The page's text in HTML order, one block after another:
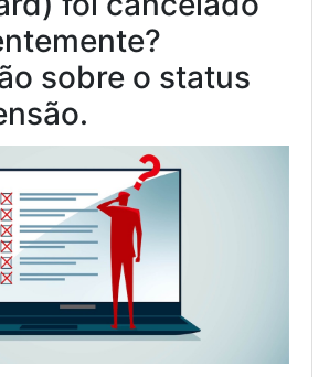
sobre o status